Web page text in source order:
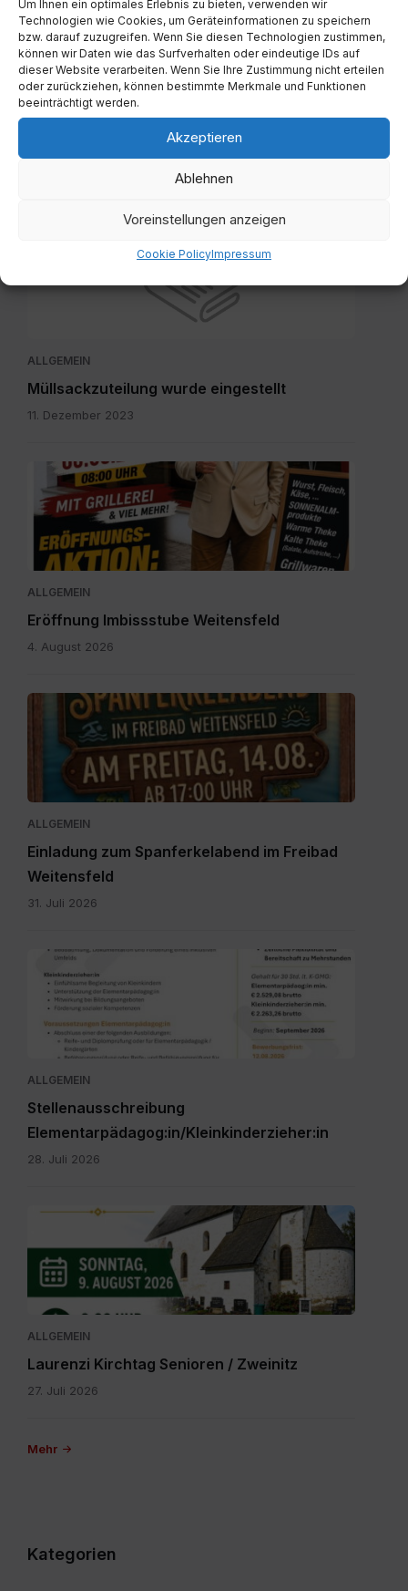
Um Ihnen ein optimales Erlebnis zu bieten, verwenden wir
Technologien wie Cookies, um Geräteinformationen zu speichern
bzw. darauf zuzugreifen. Wenn Sie diesen Technologien zustimmen,
können wir Daten wie das Surfverhalten oder eindeutige IDs auf
dieser Website verarbeiten. Wenn Sie Ihre Zustimmung nicht erteilen
oder zurückziehen, können bestimmte Merkmale und Funktionen
beeinträchtigt werden.
Akzeptieren
Ablehnen
Voreinstellungen anzeigen
Cookie PolicyImpressum
Gutscheine.pdf
Gutscheine – Weitensfelder 10er
ALLGEMEIN
Müllsackzuteilung wurde eingestellt
11. Dezember 2023
IMG-
20260804-
WA0003.jpg
ALLGEMEIN
Eröffnung Imbissstube Weitensfeld
4. August 2026
Einladung
Spanferkelabend.jpg
ALLGEMEIN
Einladung zum Spanferkelabend im Freibad
Weitensfeld
31. Juli 2026
Personalpool
Bezirk
Feldkirchen
St.
Veit.pdf
ALLGEMEIN
Stellenausschreibung
Elementarpädagog:in/Kleinkinderzieher:in
28. Juli 2026
IMG-
WA0000.jpg
ALLGEMEIN
Laurenzi Kirchtag Senioren / Zweinitz
27. Juli 2026
Mehr
Kategorien